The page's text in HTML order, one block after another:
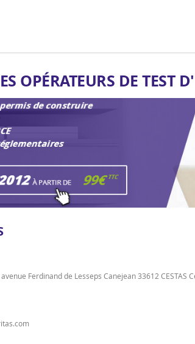
OPÉRATEURS DE TEST
Ferdinand de Lesseps Canejean 33612 CESTAS